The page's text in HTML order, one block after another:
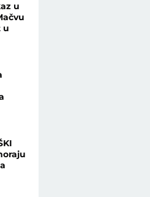
u
u